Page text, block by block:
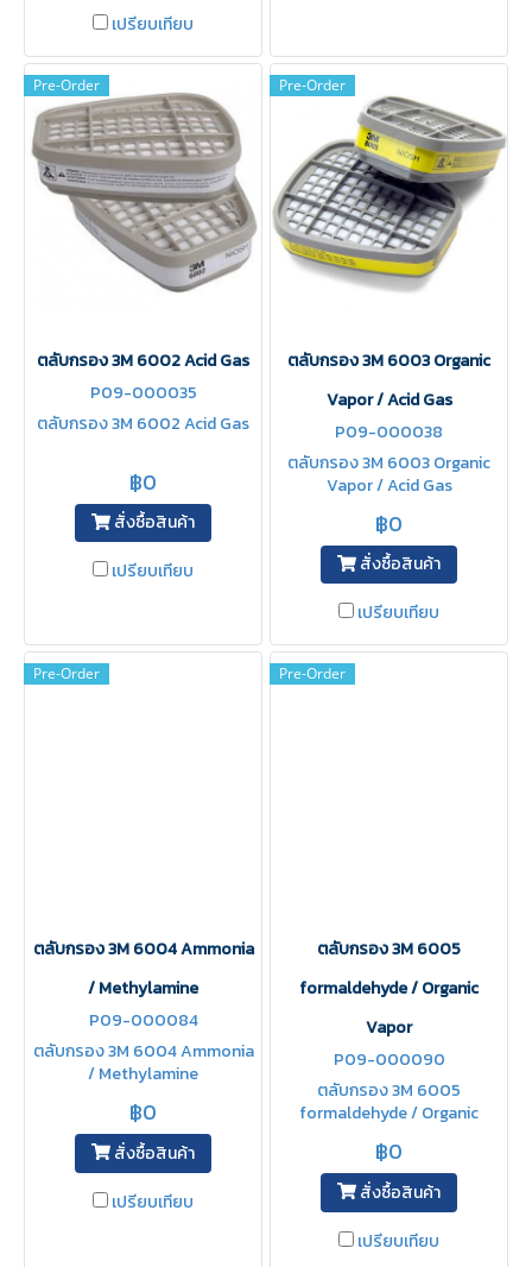
เปรียบเทียบ
Pre-Order
ตลับกรอง 3M 6002 Acid Gas
P09-000035
ตลับกรอง 3M 6002 Acid Gas
฿0
สั่งซื้อสินค้า
เปรียบเทียบ
Pre-Order
ตลับกรอง 3M 6003 Organic
Vapor / Acid Gas
P09-000038
ตลับกรอง 3M 6003 Organic
Vapor / Acid Gas
฿0
สั่งซื้อสินค้า
เปรียบเทียบ
Pre-Order
ตลับกรอง 3M 6004 Ammonia
/ Methylamine
P09-000084
ตลับกรอง 3M 6004 Ammonia
/ Methylamine
฿0
สั่งซื้อสินค้า
เปรียบเทียบ
Pre-Order
ตลับกรอง 3M 6005
formaldehyde / Organic
Vapor
P09-000090
ตลับกรอง 3M 6005
formaldehyde / Organic
฿0
สั่งซื้อสินค้า
เปรียบเทียบ